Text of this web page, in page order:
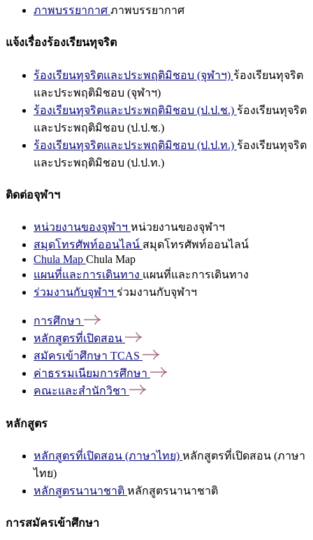
ภาพบรรยากาศ ภาพบรรยากาศ
แจ้งเรื่องร้องเรียนทุจริต
ร้องเรียนทุจริตและประพฤติมิชอบ (จุฬาฯ) ร้องเรียนทุจริต
และประพฤติมิชอบ (จุฬาฯ)
ร้องเรียนทุจริตและประพฤติมิชอบ (ป.ป.ช.) ร้องเรียนทุจริต
และประพฤติมิชอบ (ป.ป.ช.)
ร้องเรียนทุจริตและประพฤติมิชอบ (ป.ป.ท.) ร้องเรียนทุจริต
และประพฤติมิชอบ (ป.ป.ท.)
ติดต่อจุฬาฯ
หน่วยงานของจุฬาฯ หน่วยงานของจุฬาฯ
สมุดโทรศัพท์ออนไลน์ สมุดโทรศัพท์ออนไลน์
Chula Map Chula Map
แผนที่และการเดินทาง แผนที่และการเดินทาง
ร่วมงานกับจุฬาฯ ร่วมงานกับจุฬาฯ
การศึกษา
หลักสูตรที่เปิดสอน
สมัครเข้าศึกษา TCAS
ค่าธรรมเนียมการศึกษา
คณะและสำนักวิชา
หลักสูตร
หลักสูตรที่เปิดสอน (ภาษาไทย) หลักสูตรที่เปิดสอน (ภาษา
ไทย)
หลักสูตรนานาชาติ หลักสูตรนานาชาติ
การสมัครเข้าศึกษา